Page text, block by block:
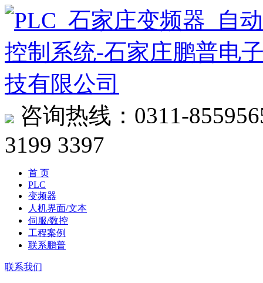
咨询热线： 0311-
3199 3397
首 页
PLC
变频器
人机界面/文本
伺服/数控
工程案例
联系鹏普
联系我们